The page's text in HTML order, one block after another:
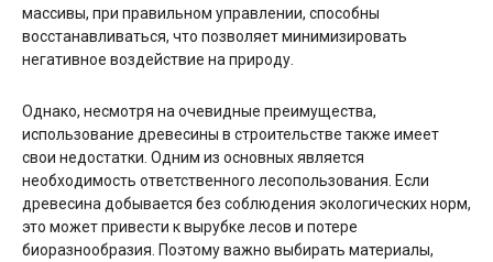
массивы, при правильном управлении, способны
восстанавливаться, что позволяет минимизировать
негативное воздействие на природу.
Однако, несмотря на очевидные преимущества,
использование древесины в строительстве также имеет
свои недостатки. Одним из основных является
необходимость ответственного лесопользования. Если
древесина добывается без соблюдения экологических норм,
это может привести к вырубке лесов и потере
биоразнообразия. Поэтому важно выбирать материалы,